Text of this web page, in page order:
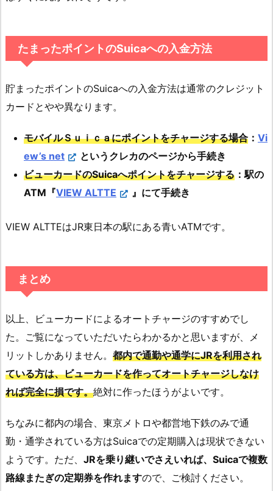
たまったポイントのSuicaへの入金方法
貯まったポイントのSuicaへの入金方法は通常のクレジット
カードとやや異なります。
モバイルＳｕｉｃａにポイントをチャージする場合 ： Vi
ew’s net
というクレカのページから手続き
ビューカードのSuicaへポイントをチャージする ：駅の
ATM『VIEW ALTTE 』にて手続き
VIEW ALTTEはJR東日本の駅にある青いATMです。
まとめ
以上、ビューカードによるオートチャージのすすめでし
た。ご覧になっていただいたらわかるかと思いますが、メ
リットしかありません。 都内で通勤や通学にJRを利用され
ている方は、ビューカードを作ってオートチャージしなけ
れば完全に損です。絶対に作ったほうがよいです。
ちなみに都内の場合、東京メトロや都営地下鉄のみで通
勤・通学されている方はSuicaでの定期購入は現状できない
ようです。ただ、 JRを乗り継いでさえいれば、Suicaで複数
路線またぎの定期券を作れますので、ご検討ください。